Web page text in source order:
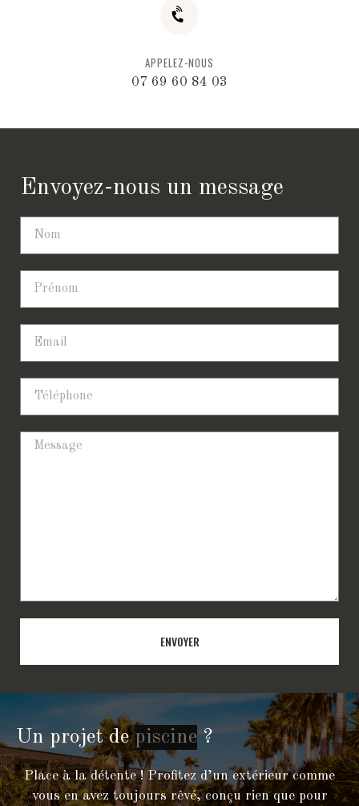
APPELEZ-NOUS
07 69 60 84 03
Envoyez-nous un message
ENVOYER
Un projet de ?
Place à la détente ! Profitez d’un extérieur comme
vous en avez toujours rêvé, conçu rien que pour